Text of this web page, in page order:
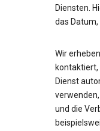
Diensten.
das
Wir
kontaktiert,
Dienst
und die